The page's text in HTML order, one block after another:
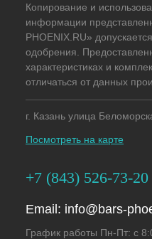
Копирование и
информации
PHOENIX.RU»
одобрения.
характеристиках и
отличаться от данных
г. Казань улица
Посмотреть на карте
+7 (843) 526-73-20
Email: info@bars-
График работы Пн-Пт: с